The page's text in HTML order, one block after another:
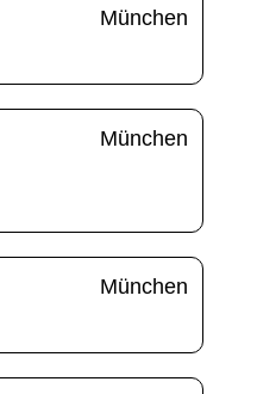
München
München
München